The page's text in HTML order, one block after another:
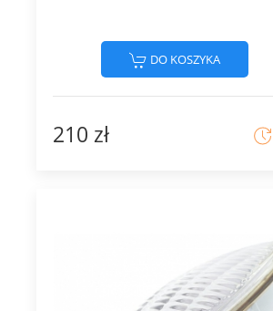
DO KOSZYKA
210 zł